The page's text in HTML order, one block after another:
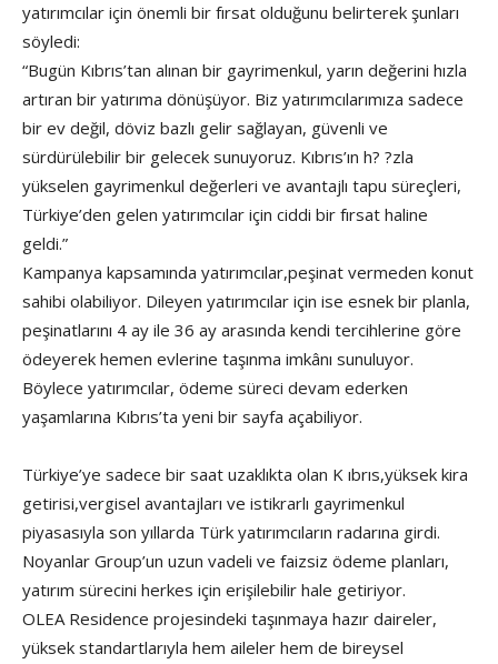
yatırımcılar için önemli bir fırsat olduğunu belirterek şunları
söyledi:
“Bugün Kıbrıs’tan alınan bir gayrimenkul, yarın değerini hızla
artıran bir yatırıma dönüşüyor. Biz yatırımcılarımıza sadece
bir ev değil, döviz bazlı gelir sağlayan, güvenli ve
sürdürülebilir bir gelecek sunuyoruz. Kıbrıs’ın h? ?zla
yükselen gayrimenkul değerleri ve avantajlı tapu süreçleri,
Türkiye’den gelen yatırımcılar için ciddi bir fırsat haline
geldi.”
Kampanya kapsamında yatırımcılar,peşinat vermeden konut
sahibi olabiliyor. Dileyen yatırımcılar için ise esnek bir planla,
peşinatlarını 4 ay ile 36 ay arasında kendi tercihlerine göre
ödeyerek hemen evlerine taşınma imkânı sunuluyor.
Böylece yatırımcılar, ödeme süreci devam ederken
yaşamlarına Kıbrıs’ta yeni bir sayfa açabiliyor.
Türkiye’ye sadece bir saat uzaklıkta olan K ıbrıs,yüksek kira
getirisi,vergisel avantajları ve istikrarlı gayrimenkul
piyasasıyla son yıllarda Türk yatırımcıların radarına girdi.
Noyanlar Group’un uzun vadeli ve faizsiz ödeme planları,
yatırım sürecini herkes için erişilebilir hale getiriyor.
OLEA Residence projesindeki taşınmaya hazır daireler,
yüksek standartlarıyla hem aileler hem de bireysel